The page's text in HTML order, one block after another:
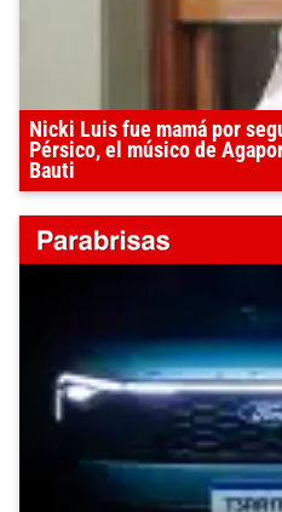
Nicki Luis fue mamá por
Pérsico, el músico de
Bauti